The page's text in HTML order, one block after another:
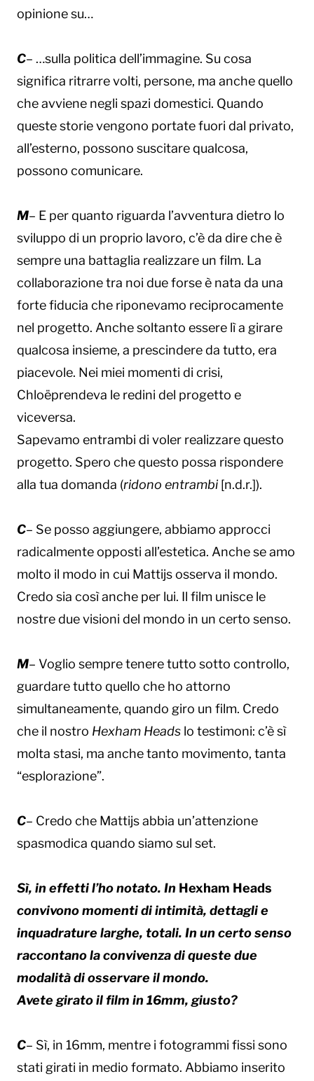
opinione su…
C– …sulla politica dell’immagine. Su cosa
significa ritrarre volti, persone, ma anche quello
che avviene negli spazi domestici. Quando
queste storie vengono portate fuori dal privato,
all’esterno, possono suscitare qualcosa,
possono comunicare.
M– E per quanto riguarda l’avventura dietro lo
sviluppo di un proprio lavoro, c’è da dire che è
sempre una battaglia realizzare un film. La
collaborazione tra noi due forse è nata da una
forte fiducia che riponevamo reciprocamente
nel progetto. Anche soltanto essere lì a girare
qualcosa insieme, a prescindere da tutto, era
piacevole. Nei miei momenti di crisi,
Chloëprendeva le redini del progetto e
viceversa.
Sapevamo entrambi di voler realizzare questo
progetto. Spero che questo possa rispondere
alla tua domanda (ridono entrambi [n.d.r.]).
C– Se posso aggiungere, abbiamo approcci
radicalmente opposti all’estetica. Anche se amo
molto il modo in cui Mattijs osserva il mondo.
Credo sia così anche per lui. Il film unisce le
nostre due visioni del mondo in un certo senso.
M– Voglio sempre tenere tutto sotto controllo,
guardare tutto quello che ho attorno
simultaneamente, quando giro un film. Credo
che il nostro Hexham Heads lo testimoni: c’è sì
molta stasi, ma anche tanto movimento, tanta
“esplorazione”.
C– Credo che Mattijs abbia un’attenzione
spasmodica quando siamo sul set.
Sì, in effetti l’ho notato. In Hexham Heads
convivono momenti di intimità, dettagli e
inquadrature larghe, totali. In un certo senso
raccontano la convivenza di queste due
modalità di osservare il mondo.
Avete girato il film in 16mm, giusto?
C– Sì, in 16mm, mentre i fotogrammi fissi sono
stati girati in medio formato. Abbiamo inserito